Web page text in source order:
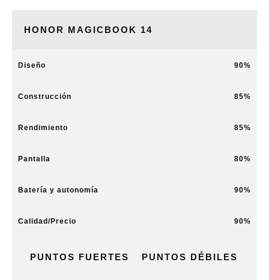
HONOR MAGICBOOK 14
Diseño 90
Construcción 85
Rendimiento 85
Pantalla 80
Batería y autonomía 90
Calidad/Precio 90
PUNTOS FUERTES PUNTOS DÉBILES